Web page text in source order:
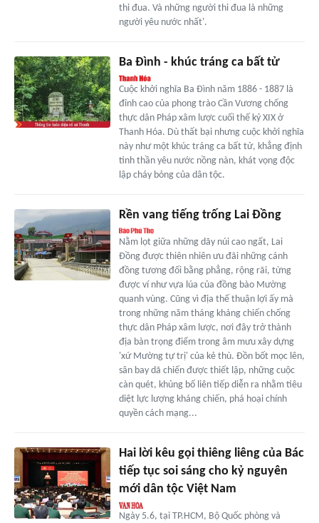
thi đua. Và những người thi đua là những
người yêu nước nhất'.
Ba Đình - khúc tráng ca bất tử
Cuộc khởi nghĩa Ba Đình năm 1886 - 1887 là
đỉnh cao của phong trào Cần Vương chống
thực dân Pháp xâm lược cuối thế kỷ XIX ở
Thanh Hóa. Dù thất bại nhưng cuộc khởi nghĩa
này như một khúc tráng ca bất tử, khẳng định
tinh thần yêu nước nồng nàn, khát vọng độc
lập cháy bỏng của dân tộc.
Rền vang tiếng trống Lai Đồng
Nằm lọt giữa những dãy núi cao ngất, Lai
Đồng được thiên nhiên ưu đãi những cánh
đồng tương đối bằng phẳng, rộng rãi, từng
được ví như vựa lúa của đồng bào Mường
quanh vùng. Cũng vì địa thế thuận lợi ấy mà
trong những năm tháng kháng chiến chống
thực dân Pháp xâm lược, nơi đây trở thành
địa bàn trọng điểm trong âm mưu xây dựng
'xứ Mường tự trị' của kẻ thù. Đồn bốt mọc lên,
sân bay dã chiến được thiết lập, những cuộc
càn quét, khủng bố liên tiếp diễn ra nhằm tiêu
diệt lực lượng kháng chiến, phá hoại chính
quyền cách mạng...
Hai lời kêu gọi thiêng liêng của Bác
tiếp tục soi sáng cho kỷ nguyên
mới dân tộc Việt Nam
Ngày 5.6, tại TP.HCM, Bộ Quốc phòng và